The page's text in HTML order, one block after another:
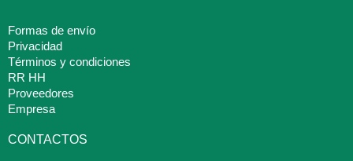
Formas de envío
Privacidad
Términos y condiciones
RR HH
Proveedores
Empresa
CONTACTOS